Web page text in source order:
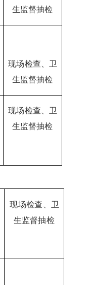
生监督抽检
现场检查、卫
生监督抽检
现场检查、卫
生监督抽检
现场检查、卫
生监督抽检